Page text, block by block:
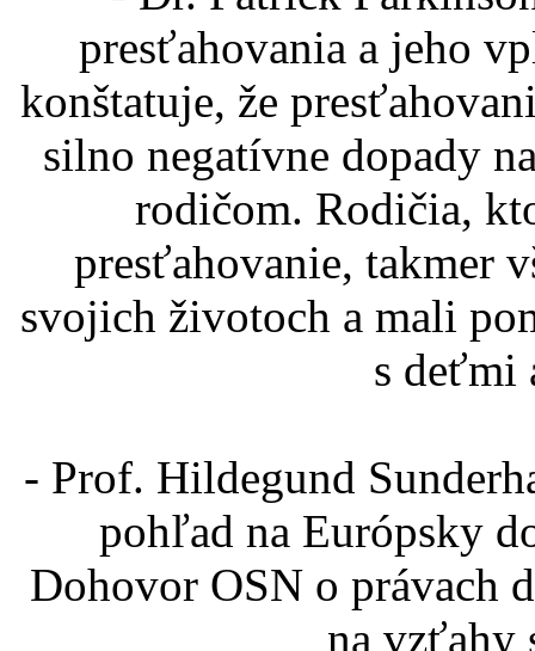
presťahovania a jeho
konštatuje, že
silno negatívne dopady
rodičom. Rodičia,
presťahovanie, takmer
svojich životoch a mali
s deťmi
- Prof. Hildegund
pohľad na Európsky
Dohovor OSN o právach
na vzťahy